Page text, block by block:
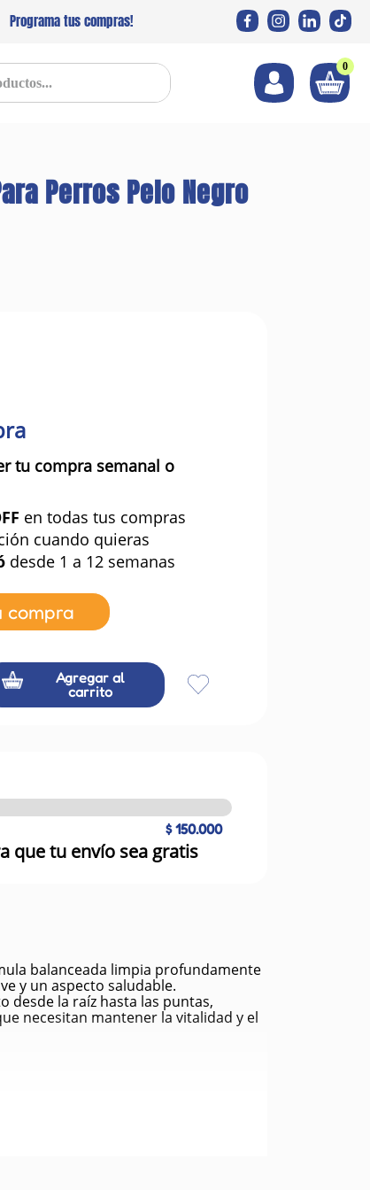
Programa tus compras!
0
Perros Pelo Negro
tu compra semanal o
en todas tus compras
cuando quieras
desde 1 a 12 semanas
compra
Agregar al
carrito
$ 150.000
que tu envío sea gratis
balanceada limpia profundamente
y un aspecto saludable.
desde la raíz hasta las puntas,
necesitan mantener la vitalidad y el